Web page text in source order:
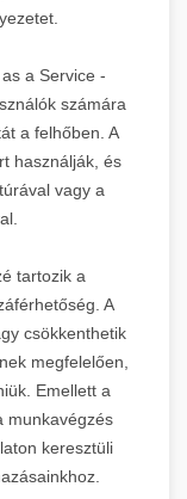
a Service -
számára
a felhőben. A
használják, és
vagy a
tartozik a
A
csökkenthetik
megfelelően,
Emellett a
munkavégzés
keresztüli